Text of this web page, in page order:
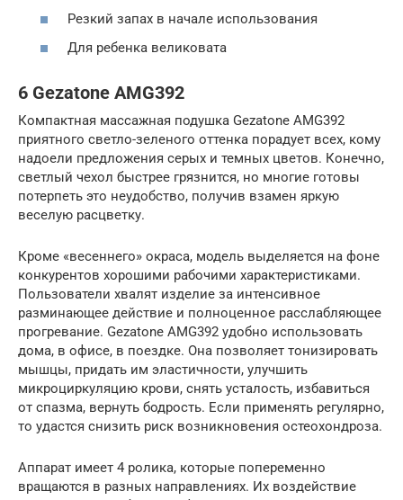
Резкий запах в начале использования
Для ребенка великовата
6 Gezatone AMG392
Компактная массажная подушка Gezatone AMG392
приятного светло-зеленого оттенка порадует всех, кому
надоели предложения серых и темных цветов. Конечно,
светлый чехол быстрее грязнится, но многие готовы
потерпеть это неудобство, получив взамен яркую
веселую расцветку.
Кроме «весеннего» окраса, модель выделяется на фоне
конкурентов хорошими рабочими характеристиками.
Пользователи хвалят изделие за интенсивное
разминающее действие и полноценное расслабляющее
прогревание. Gezatone AMG392 удобно использовать
дома, в офисе, в поездке. Она позволяет тонизировать
мышцы, придать им эластичности, улучшить
микроциркуляцию крови, снять усталость, избавиться
от спазма, вернуть бодрость. Если применять регулярно,
то удастся снизить риск возникновения остеохондроза.
Аппарат имеет 4 ролика, которые попеременно
вращаются в разных направлениях. Их воздействие